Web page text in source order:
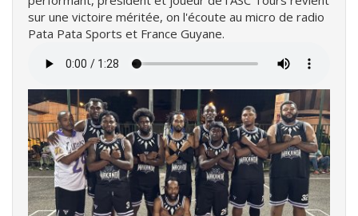
sur une victoire méritée, on l'écoute au micro de radio
Pata Pata Sports et France Guyane.
audio